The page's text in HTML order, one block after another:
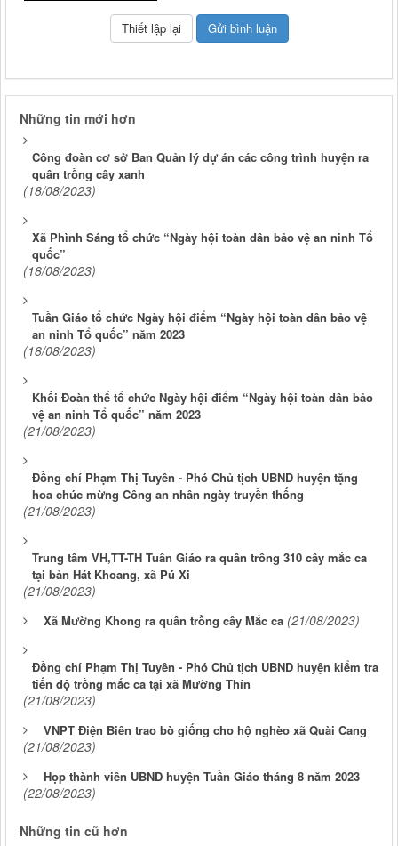
Những tin mới hơn
Công đoàn cơ sở Ban Quản lý dự án các công trình huyện ra
quân trồng cây xanh
(18/08/2023)
Xã Phình Sáng tổ chức “Ngày hội toàn dân bảo vệ an ninh Tổ
quốc”
(18/08/2023)
Tuần Giáo tổ chức Ngày hội điểm “Ngày hội toàn dân bảo vệ
an ninh Tổ quốc” năm 2023
(18/08/2023)
Khối Đoàn thể tổ chức Ngày hội điểm “Ngày hội toàn dân bảo
vệ an ninh Tổ quốc” năm 2023
(21/08/2023)
Đồng chí Phạm Thị Tuyên - Phó Chủ tịch UBND huyện tặng
hoa chúc mừng Công an nhân ngày truyền thống
(21/08/2023)
Trung tâm VH,TT-TH Tuần Giáo ra quân trồng 310 cây mắc ca
tại bản Hát Khoang, xã Pú Xi
(21/08/2023)
Xã Mường Khong ra quân trồng cây Mắc ca (21/08/2023)
Đồng chí Phạm Thị Tuyên - Phó Chủ tịch UBND huyện kiểm tra
tiến độ trồng mắc ca tại xã Mường Thín
(21/08/2023)
VNPT Điện Biên trao bò giống cho hộ nghèo xã Quài Cang
(21/08/2023)
Họp thành viên UBND huyện Tuần Giáo tháng 8 năm 2023
(22/08/2023)
Những tin cũ hơn